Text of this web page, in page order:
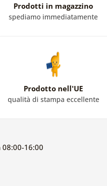
Prodotti in magazzino
spediamo immediatamente
Prodotto nell'UE
qualità di stampa eccellente
16:00